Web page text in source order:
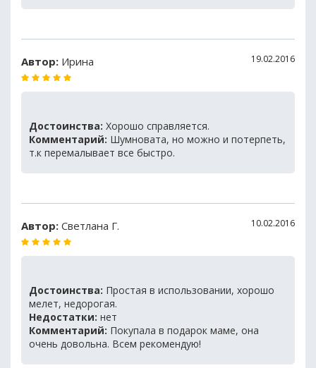
Автор: Ирина 19.02.2016
Достоинства: Хорошо справляется.
Комментарий: Шумновата, но можно и потерпеть,
т.к перемалывает все быстро.
Автор: Светлана Г. 10.02.2016
Достоинства: Простая в использовании, хорошо
мелет, недорогая.
Недостатки: нет
Комментарий: Покупала в подарок маме, она
очень довольна. Всем рекомендую!